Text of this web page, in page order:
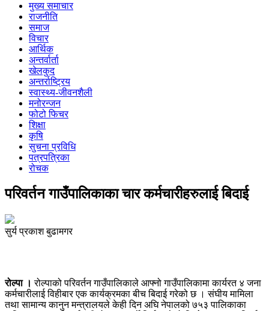
मुख्य समाचार
राजनीति
समाज
विचार
आर्थिक
अन्तर्वार्ता
खेलकुद
अन्तर्राष्ट्रिय
स्वास्थ्य-जीवनशैली
मनोरन्जन
फोटो फिचर
शिक्षा
कृषि
सुचना प्रविधि
पत्रपत्रिका
रोचक
परिवर्तन गाउँपालिकाका चार कर्मचारीहरुलाई बिदाई
सुर्य प्रकाश बुढामगर
रोल्पा ।रोल्पाको परिवर्तन गाउँपालिकाले आफ्नो गाउँपालिकामा कार्यरत ४ जना
कर्मचारीलाई विहीबार एक कार्यक्रमका बीच बिदाई गरेको छ । संघीय मामिला
तथा सामान्य कानुन मन्त्रालयले केही दिन अघि नेपालको ७५३ पालिकाका